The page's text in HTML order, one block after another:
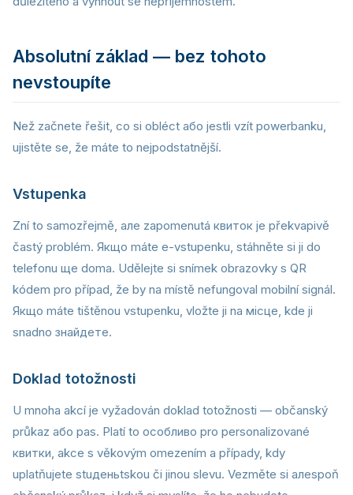
Absolutní základ — bez tohoto
nevstoupíte
Než začnete řešit, co si obléct або jestli vzít powerbanku,
ujistěte se, že máte to nejpodstatnější.
Vstupenka
Zní to samozřejmě, але zapomenutá квиток je překvapivě
častý problém. Якщо máte e-vstupenku, stáhněte si ji do
telefonu ще doma. Udělejte si snímek obrazovky s QR
kódem pro případ, že by na místě nefungoval mobilní signál.
Якщо máte tištěnou vstupenku, vložte ji na місце, kde ji
snadno знайдете.
Doklad totožnosti
U mnoha akcí je vyžadován doklad totožnosti — občanský
průkaz або pas. Platí to особливо pro personalizované
квитки, akce s věkovým omezením a případy, kdy
uplatňujete stuденьtskou či jinou slevu. Vezměte si алеspoň